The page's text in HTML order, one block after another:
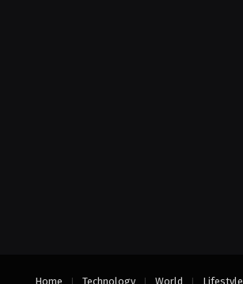
Home Technology World Lifestyle